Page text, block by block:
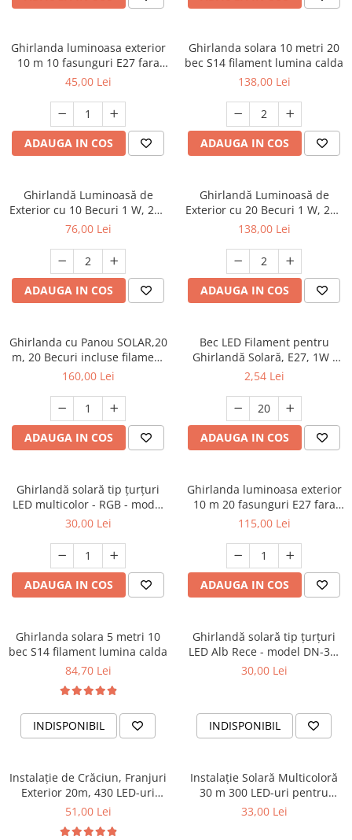
Lustre
Spoturi led pe sina
Multimetru Digital
Prize
Starter/Droser
Triplu Stecher
Întrerupătoare/Comutatoare
Ştechere/Stecher adaptor
Ghirlanda luminoasa exterior
10 m 10 fasunguri E27 fara
becuri,interconectabila,impermeabila
45,00 Lei
ADAUGA IN COS
Ghirlanda solara 10 metri 20
bec S14 filament lumina calda
138,00 Lei
ADAUGA IN COS
Ghirlandă Luminoasă de
Exterior cu 10 Becuri 1 W, 220
V, 10 m Interconectabil, Alb
Terasă, Evenimente
76,00 Lei
ADAUGA IN COS
Ghirlandă Luminoasă de
Exterior cu 20 Becuri 1 W, 220
V, 20 m Interconectabil, Alb
Terasă, Evenimente
138,00 Lei
ADAUGA IN COS
Ghirlanda cu Panou SOLAR,20
m, 20 Becuri incluse filament
LED S14, lumina calda ,
Lumini
160,00 Lei
ADAUGA IN COS
Bec LED Filament pentru
Ghirlandă Solară, E27, 1W -
Set 20 Bucăți
2,54 Lei
ADAUGA IN COS
Ghirlandă solară tip țurțuri
LED multicolor - RGB - model
DN-30, cu panou solar și
30,00 Lei
ADAUGA IN COS
Ghirlanda luminoasa exterior
10 m 20 fasunguri E27 fara
115,00 Lei
ADAUGA IN COS
Ghirlanda solara 5 metri 10
bec S14 filament lumina calda
84,70 Lei
INDISPONIBIL
Ghirlandă solară tip țurțuri
LED Alb Rece - model DN-30,
cu panou solar și animație
30,00 Lei
INDISPONIBIL
Instalație de Crăciun, Franjuri
Exterior 20m, 430 LED-uri
Multicolore tip țurțuri, cu
51,00 Lei
Instalație Solară Multicoloră
30 m 300 LED-uri pentru
Exterior
33,00 Lei